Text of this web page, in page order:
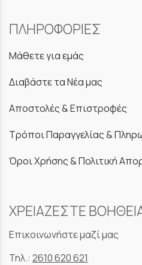
ΠΛΗΡΟΦΟΡΙΕΣ
Μάθετε για εμάς
Διαβάστε τα Νέα μας
Αποστολές & Επιστροφές
Τρόποι Παραγγελίας &
Όροι Χρήσης & Πολιτική
ΧΡΕΙΑΖΕΣΤΕ
Επικοινωνήστε μαζί μας
Τηλ.: 2610 620 621